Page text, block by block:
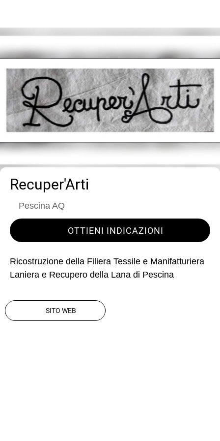
Recuper'Arti
Pescina AQ
OTTIENI INDICAZIONI
Ricostruzione della Filiera Tessile e Manifatturiera
Laniera e Recupero della Lana di Pescina
SITO WEB